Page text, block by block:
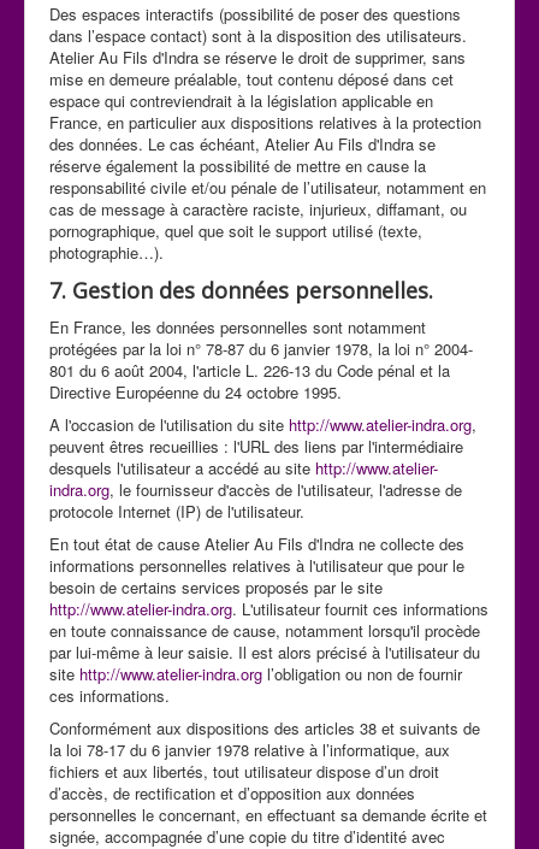
Des espaces interactifs (possibilité de poser des questions
dans l’espace contact) sont à la disposition des utilisateurs.
Atelier Au Fils d'Indra se réserve le droit de supprimer, sans
mise en demeure préalable, tout contenu déposé dans cet
espace qui contreviendrait à la législation applicable en
France, en particulier aux dispositions relatives à la protection
des données. Le cas échéant, Atelier Au Fils d'Indra se
réserve également la possibilité de mettre en cause la
responsabilité civile et/ou pénale de l’utilisateur, notamment en
cas de message à caractère raciste, injurieux, diffamant, ou
pornographique, quel que soit le support utilisé (texte,
photographie…).
7. Gestion des données personnelles.
En France, les données personnelles sont notamment
protégées par la loi n° 78-87 du 6 janvier 1978, la loi n° 2004-
801 du 6 août 2004, l'article L. 226-13 du Code pénal et la
Directive Européenne du 24 octobre 1995.
A l'occasion de l'utilisation du site http://www.atelier-indra.org,
peuvent êtres recueillies : l'URL des liens par l'intermédiaire
desquels l'utilisateur a accédé au site http://www.atelier-
indra.org, le fournisseur d'accès de l'utilisateur, l'adresse de
protocole Internet (IP) de l'utilisateur.
En tout état de cause Atelier Au Fils d'Indra ne collecte des
informations personnelles relatives à l'utilisateur que pour le
besoin de certains services proposés par le site
http://www.atelier-indra.org. L'utilisateur fournit ces informations
en toute connaissance de cause, notamment lorsqu'il procède
par lui-même à leur saisie. Il est alors précisé à l'utilisateur du
site http://www.atelier-indra.org l’obligation ou non de fournir
ces informations.
Conformément aux dispositions des articles 38 et suivants de
la loi 78-17 du 6 janvier 1978 relative à l’informatique, aux
fichiers et aux libertés, tout utilisateur dispose d’un droit
d’accès, de rectification et d’opposition aux données
personnelles le concernant, en effectuant sa demande écrite et
signée, accompagnée d’une copie du titre d’identité avec